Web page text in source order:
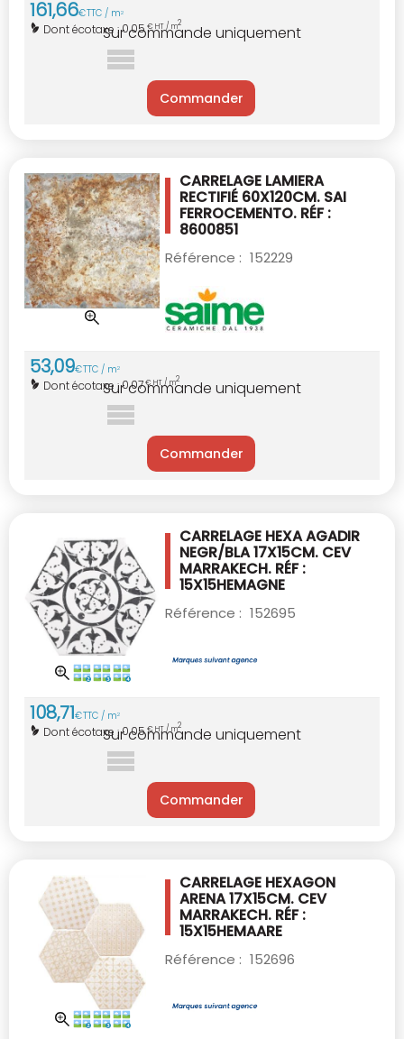
161,66€TTC / m2
Dont écotaxe :0,05€ HT / m2
Sur commande uniquement
Commander
CARRELAGE LAMIERA
RECTIFIÉ 60X120CM. SAI
FERROCEMENTO. RÉF :
8600851
Référence : 152229
53,09€TTC / m2
Dont écotaxe :0,07€ HT / m2
Sur commande uniquement
Commander
CARRELAGE HEXA AGADIR
NEGR/BLA 17X15CM. CEV
MARRAKECH. RÉF :
15X15HEMAGNE
Référence : 152695
108,71€TTC / m2
Dont écotaxe :0,05€ HT / m2
Sur commande uniquement
Commander
CARRELAGE HEXAGON
ARENA 17X15CM. CEV
MARRAKECH. RÉF :
15X15HEMAARE
Référence : 152696